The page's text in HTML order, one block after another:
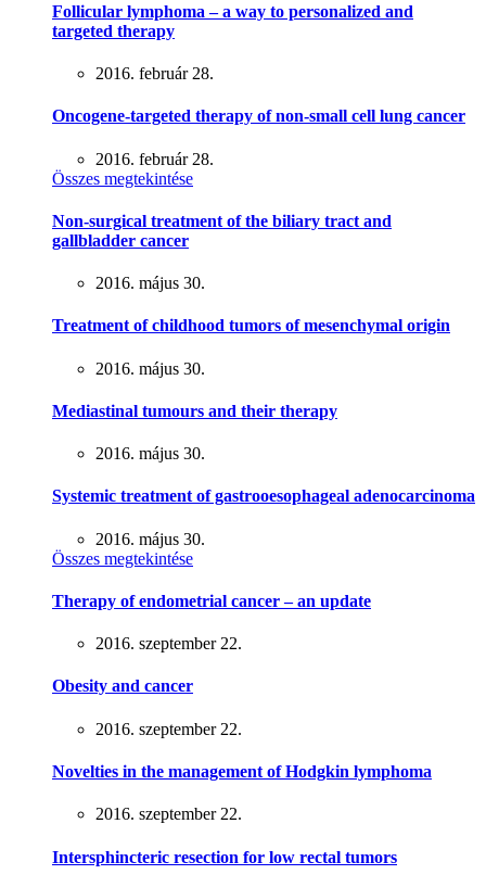
Follicular lymphoma – a way to personalized and
targeted therapy
2016. február 28.
Oncogene-targeted therapy of non-small cell lung cancer
2016. február 28.
Összes megtekintése
Non-surgical treatment of the biliary tract and
gallbladder cancer
2016. május 30.
Treatment of childhood tumors of mesenchymal origin
2016. május 30.
Mediastinal tumours and their therapy
2016. május 30.
Systemic treatment of gastrooesophageal adenocarcinoma
2016. május 30.
Összes megtekintése
Therapy of endometrial cancer – an update
2016. szeptember 22.
Obesity and cancer
2016. szeptember 22.
Novelties in the management of Hodgkin lymphoma
2016. szeptember 22.
Intersphincteric resection for low rectal tumors